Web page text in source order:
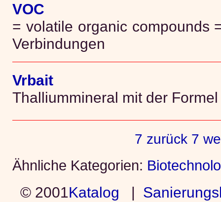
VOC
= volatile organic compounds
Verbindungen
Vrbait
Thalliummineral mit der Formel
7 zurück 7
Ähnliche Kategorien:
© 2001Katalog |